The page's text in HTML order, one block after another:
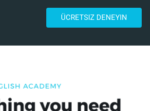
ÜCRETSIZ DENEYIN